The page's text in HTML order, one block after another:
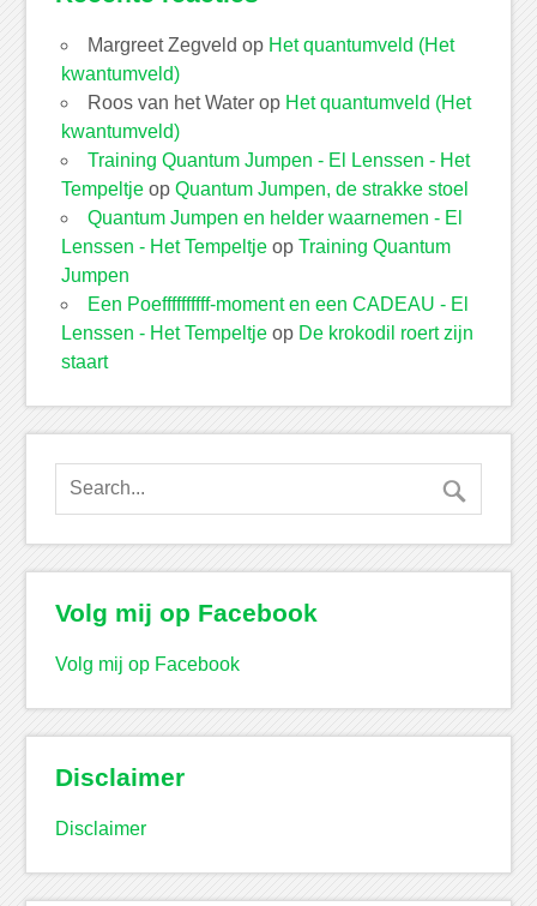
Margreet Zegveld op Het quantumveld (Het
kwantumveld)
Roos van het Waterop Het quantumveld (Het
kwantumveld)
Training Quantum Jumpen - El Lenssen - Het
Tempeltjeop Quantum Jumpen, de strakke stoel
Quantum Jumpen en helder waarnemen - El
Lenssen - Het Tempeltjeop Training Quantum
Jumpen
Een Poeffffffffff-moment en een CADEAU - El
Lenssen - Het Tempeltjeop De krokodil roert zijn
staart
Volg mij op Facebook
Volg mij op Facebook
Disclaimer
Disclaimer